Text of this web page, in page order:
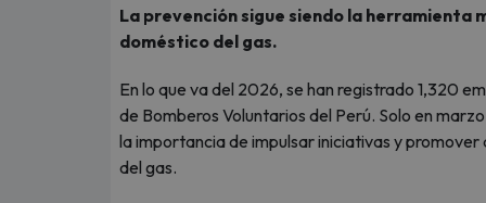
La prevención sigue siendo la
doméstico del gas.
En lo que va del 2026, se han registrado 1,320
de Bomberos Voluntarios del Perú. Solo en
la importancia de impulsar iniciativas y
del gas.